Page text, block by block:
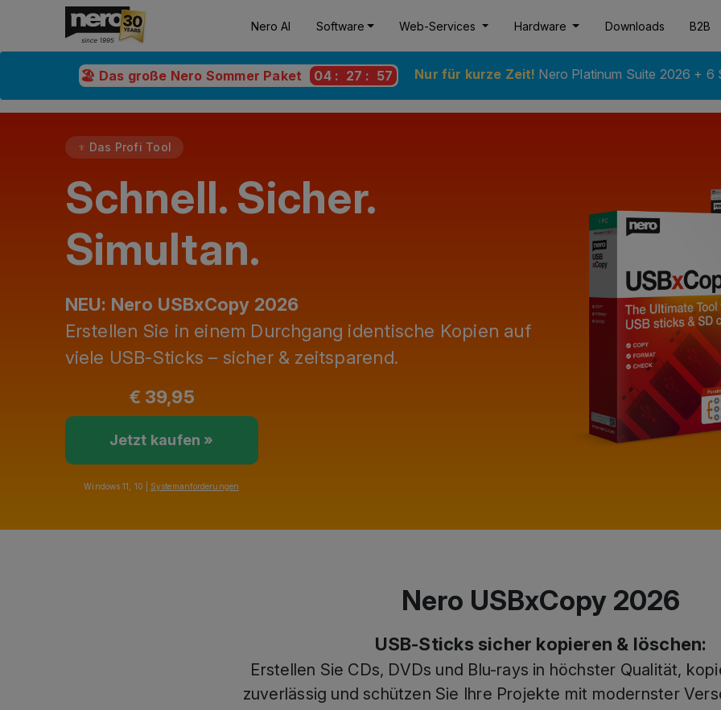
Nero AI Software Web-Services Hardware Downloads B2B
🏖️ Das große Nero Sommer Paket 04: 27 : 56 Nur für kurze Zeit! Nero Platinum Suite 2026 +
♆ Das Profi Tool
Schnell. Sicher.
Simultan.
NEU: Nero USBxCopy 2026
Erstellen Sie in einem Durchgang identische Kopien auf
viele USB-Sticks – sicher & zeitsparend.
€ 39,95
Jetzt kaufen »
Windows 11, 10 | Systemanforderungen
Nero USBxCopy 2026
USB-Sticks sicher kopieren & löschen:
Erstellen Sie CDs, DVDs und Blu-rays in höchster Qualität,
zuverlässig und schützen Sie Ihre Projekte mit modernster